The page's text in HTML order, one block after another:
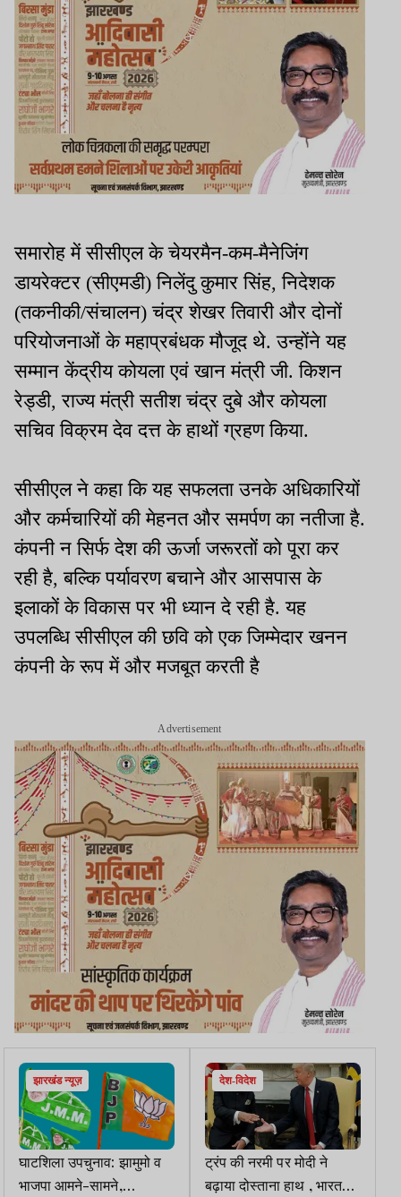
समारोह में सीसीएल के चेयरमैन-कम-मैनेजिंग
डायरेक्टर (सीएमडी) निलेंदु कुमार सिंह, निदेशक
(तकनीकी/संचालन) चंद्र शेखर तिवारी और दोनों
परियोजनाओं के महाप्रबंधक मौजूद थे. उन्होंने यह
सम्मान केंद्रीय कोयला एवं खान मंत्री जी. किशन
रेड्डी, राज्य मंत्री सतीश चंद्र दुबे और कोयला
सचिव विक्रम देव दत्त के हाथों ग्रहण किया.
सीसीएल ने कहा कि यह सफलता उनके अधिकारियों
और कर्मचारियों की मेहनत और समर्पण का नतीजा है.
कंपनी न सिर्फ देश की ऊर्जा जरूरतों को पूरा कर
रही है, बल्कि पर्यावरण बचाने और आसपास के
इलाकों के विकास पर भी ध्यान दे रही है. यह
उपलब्धि सीसीएल की छवि को एक जिम्मेदार खनन
कंपनी के रूप में और मजबूत करती है
Advertisement
झारखंड न्यूज़
घाटशिला उपचुनाव: झामुमो व
भाजपा आमने-सामने,
देश-विदेश
ट्रंप की नरमी पर मोदी ने
बढ़ाया दोस्ताना हाथ , भारत-